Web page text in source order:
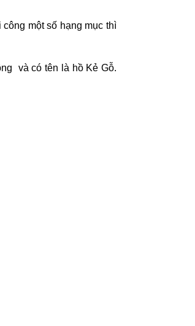
một số hạng mục thì
và có tên là hồ Kẻ Gỗ.